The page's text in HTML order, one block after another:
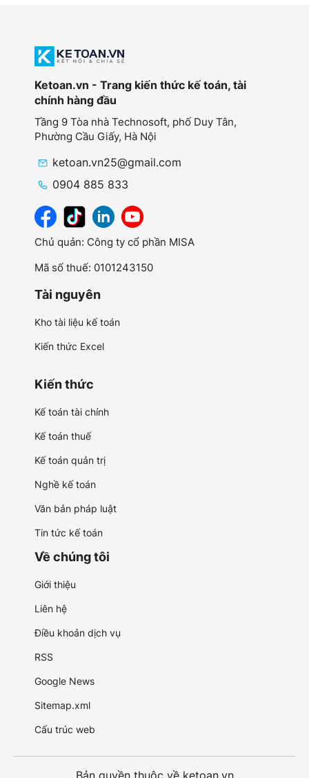
Ketoan.vn - Trang kiến thức kế toán, tài
chính hàng đầu
Tầng 9 Tòa nhà Technosoft, phố Duy Tân,
Phường Cầu Giấy, Hà Nội
ketoan.vn25@gmail.com
0904 885 833
Chủ quản: Công ty cổ phần MISA
Mã số thuế: 0101243150
Tài nguyên
Kho tài liệu kế toán
Kiến thức Excel
Kiến thức
Kế toán tài chính
Kế toán thuế
Kế toán quản trị
Nghề kế toán
Văn bản pháp luật
Tin tức kế toán
Về chúng tôi
Giới thiệu
Liên hệ
Điều khoản dịch vụ
RSS
Google News
Sitemap.xml
Cấu trúc web